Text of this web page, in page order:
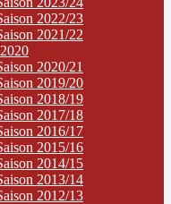
2022/23
2021/22
2020/21
2019/20
2018/19
2017/18
2016/17
2015/16
2014/15
2013/14
2012/13